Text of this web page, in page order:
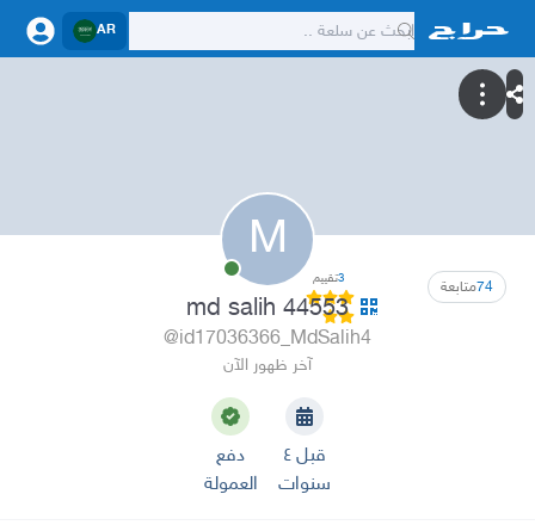
AR
M
74متابعة 3تقييم
md salih 44553
@id17036366_MdSalih4
آخر ظهور الآن
قبل ٤
سنوات
دفع
العمولة